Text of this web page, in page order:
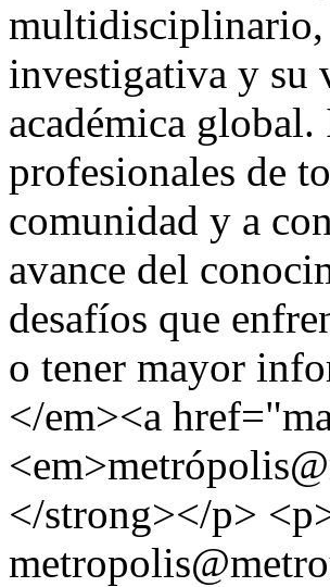
multidisciplinario,
investigativa y su
académica
profesionales de
comunidad y a
avance del
desafíos que
o tener mayor
</em><a
</strong></p>